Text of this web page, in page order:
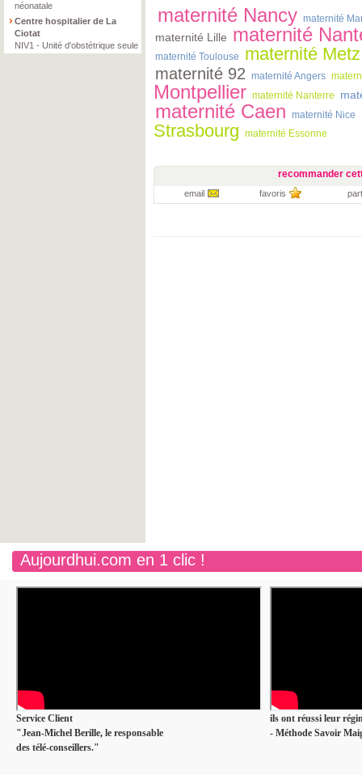
néonatale
Centre hospitalier de La
Ciotat
NIV1 - Unité d'obstétrique seule
maternité Nancy maternité
maternité Lille maternité
maternité Toulouse maternité Metz
maternité 92 maternité Angers
Montpellier maternité Nanterre
maternité Caen maternité Nice
Strasbourg maternité Essonne
recommander
email favoris
Aujourdhui.com en 1 clic !
Service Client
"Jean-Michel Berille, le responsable
des télé-conseillers."
ils ont réussi leur
- Méthode Savoir